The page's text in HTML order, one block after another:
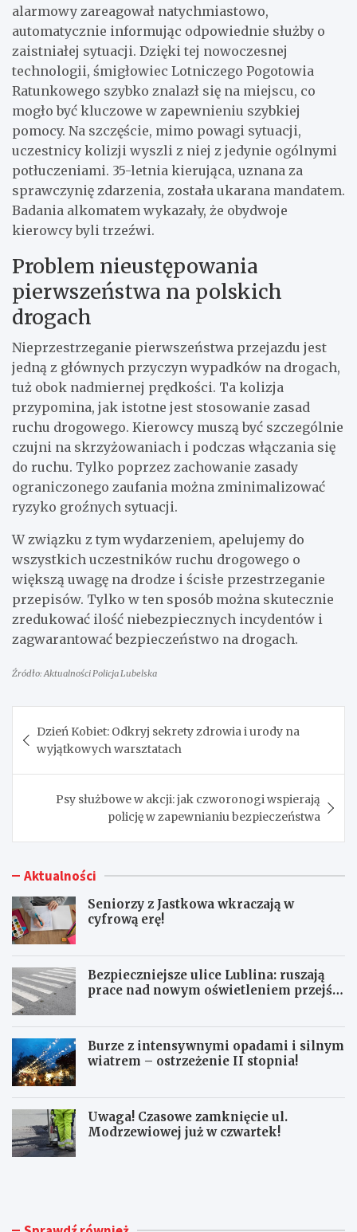
alarmowy zareagował natychmiastowo,
automatycznie informując odpowiednie służby o
zaistniałej sytuacji. Dzięki tej nowoczesnej
technologii, śmigłowiec Lotniczego Pogotowia
Ratunkowego szybko znalazł się na miejscu, co
mogło być kluczowe w zapewnieniu szybkiej
pomocy. Na szczęście, mimo powagi sytuacji,
uczestnicy kolizji wyszli z niej z jedynie ogólnymi
potłuczeniami. 35-letnia kierująca, uznana za
sprawczynię zdarzenia, została ukarana mandatem.
Badania alkomatem wykazały, że obydwoje
kierowcy byli trzeźwi.
Problem nieustępowania
pierwszeństwa na polskich
drogach
Nieprzestrzeganie pierwszeństwa przejazdu jest
jedną z głównych przyczyn wypadków na drogach,
tuż obok nadmiernej prędkości. Ta kolizja
przypomina, jak istotne jest stosowanie zasad
ruchu drogowego. Kierowcy muszą być szczególnie
czujni na skrzyżowaniach i podczas włączania się
do ruchu. Tylko poprzez zachowanie zasady
ograniczonego zaufania można zminimalizować
ryzyko groźnych sytuacji.
W związku z tym wydarzeniem, apelujemy do
wszystkich uczestników ruchu drogowego o
większą uwagę na drodze i ścisłe przestrzeganie
przepisów. Tylko w ten sposób można skutecznie
zredukować ilość niebezpiecznych incydentów i
zagwarantować bezpieczeństwo na drogach.
Źródło: Aktualności Policja Lubelska
wpisu
Dzień Kobiet: Odkryj sekrety zdrowia i urody na
wyjątkowych warsztatach
Psy służbowe w akcji: jak czworonogi wspierają
policję w zapewnianiu bezpieczeństwa
Aktualności
Seniorzy z Jastkowa wkraczają w
cyfrową erę!
Bezpieczniejsze ulice Lublina: ruszają
prace nad nowym oświetleniem przejść
Burze z intensywnymi opadami i silnym
wiatrem – ostrzeżenie II stopnia!
Uwaga! Czasowe zamknięcie ul.
Modrzewiowej już w czwartek!
S
B